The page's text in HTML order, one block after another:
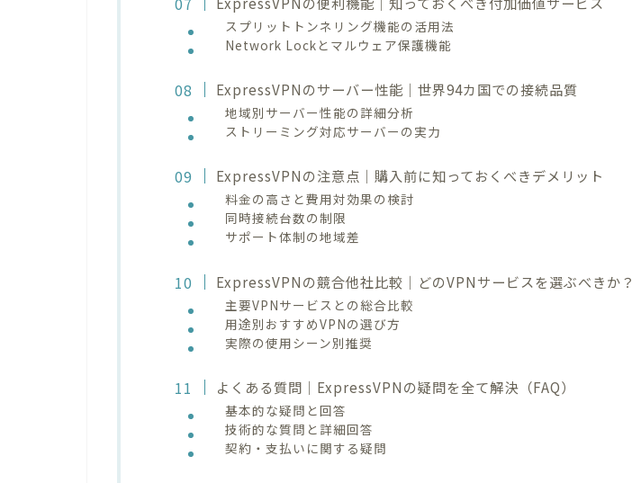
スプリットトンネリング機能の活用法
Network Lockとマルウェア保護機能
ExpressVPNのサーバー性能｜世界94カ国での接続品質
地域別サーバー性能の詳細分析
ストリーミング対応サーバーの実力
ExpressVPNの注意点｜購入前に知っておくべきデメリット
料金の高さと費用対効果の検討
同時接続台数の制限
サポート体制の地域差
ExpressVPNの競合他社比較｜どのVPNサービスを選ぶべきか？
主要VPNサービスとの総合比較
用途別おすすめVPNの選び方
実際の使用シーン別推奨
よくある質問｜ExpressVPNの疑問を全て解決（FAQ）
基本的な疑問と回答
技術的な質問と詳細回答
契約・支払いに関する疑問